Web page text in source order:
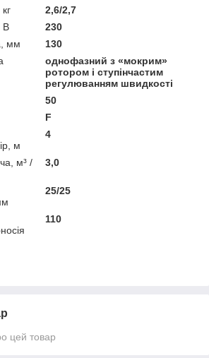
2,6/2,7
В
230
мм
130
однофазний з «мокрим»
ротором і ступінчастим
регулюванням швидкості
50
F
м
4
м³ /
3,0
25/25
110
цей товар